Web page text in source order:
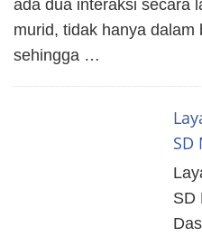
ada dua interaksi secara
murid, tidak hanya dalam
sehingga …
SD
SD